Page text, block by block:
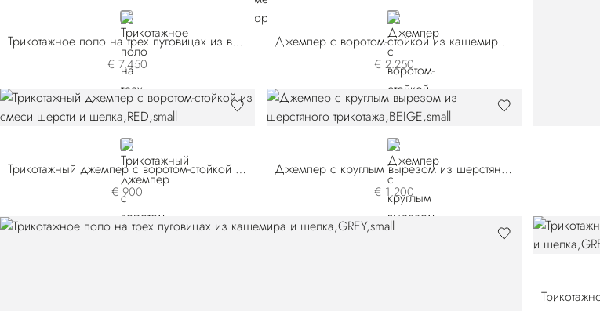
BLUE
Трикотажное поло на трех пуговицах из викуньи
€ 7.450
BLACK
Джемпер с воротом-стойкой из кашемирового трикотажа
€ 2.250
RED
Трикотажный джемпер с воротом-стойкой из смеси шерсти и шелка
€ 900
BEIGE
Джемпер с круглым вырезом из шерстяного трикотажа
€ 1.200